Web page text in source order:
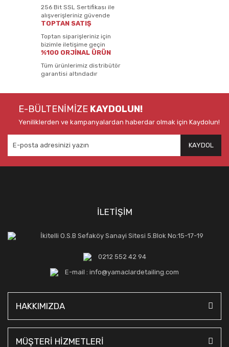
256 Bit SSL Sertifikası ile
alışverişleriniz güvende
TOPTAN SATIŞ
Toptan siparişleriniz için
bizimle iletişime geçin
%100 ORJİNAL ÜRÜN
Tüm ürünlerimiz distribütör
garantisi altındadır
E-BÜLTENİMİZE KAYDOLUN!
Yeniliklerden ve kampanyalardan haberdar olmak için Kaydolun!
KAYDOL
İLETİŞİM
İkitelli O.S.B Sefaköy Sanayi Sitesi 5.Blok No:15-17-19
0212 552 42 94
E-mail : info@yamaclardetailing.com
HAKKIMIZDA
MÜŞTERİ HİZMETLERİ